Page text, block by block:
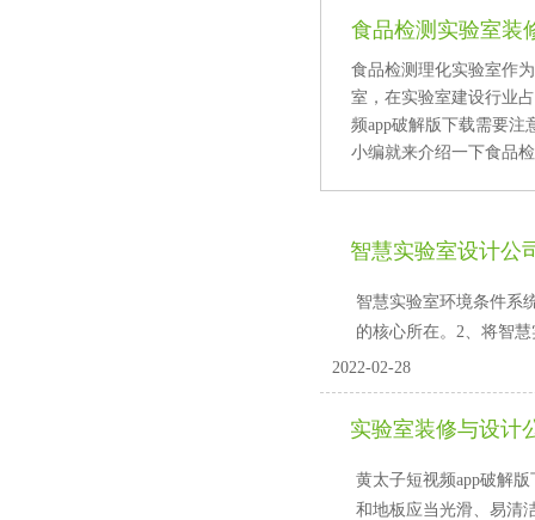
食品检测实验室装
食品检测理化实验室作
室，在实验室建设行业
频app破解版下载需要注
小编就来介绍一下食品
智慧实验室设计公
智慧实验室环境条件系统
的核心所在。2、将
2022-02-28
实验室装修与设计
黄太子短视频app破解版下
和地板应当光滑、易